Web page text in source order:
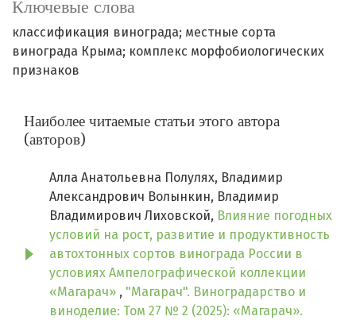
Ключевые слова
классификация винограда; местные сорта
винограда Крыма; комплекс морфобиологических
признаков
Наиболее читаемые статьи этого автора
(авторов)
Алла Анатольевна Полулях, Владимир
Александрович Волынкин, Владимир
Владимирович Лиховской, Влияние погодных
условий на рост, развитие и продуктивность
автохтонных сортов винограда России в
условиях Ампелографической коллекции
«Магарач» , "Магарач". Виноградарство и
виноделие: Том 27 № 2 (2025): «Магарач».